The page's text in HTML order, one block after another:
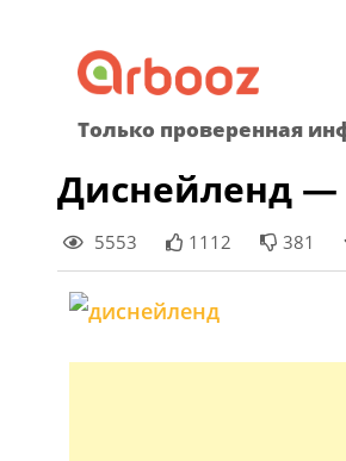
content
Только проверенная
Диснейленд —
5553 1112 381